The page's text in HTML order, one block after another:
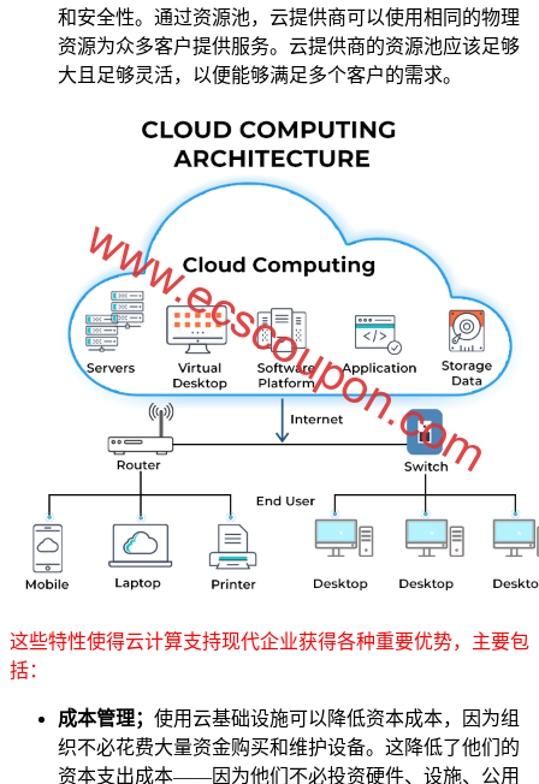
和安全性。通过资源池，云提供商可以使用相同的物理
资源为众多客户提供服务。云提供商的资源池应该足够
大且足够灵活，以便能够满足多个客户的需求。
这些特性使得云计算支持现代企业获得各种重要优势，主要包
括：
成本管理； 使用云基础设施可以降低资本成本，因为组
织不必花费大量资金购买和维护设备。这降低了他们的
资本支出成本——因为他们不必投资硬件、设施、公用